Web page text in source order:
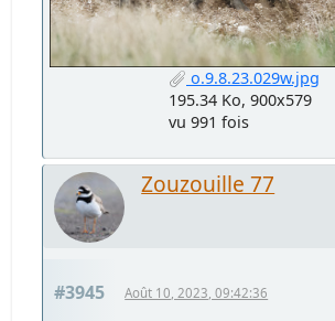
o.9.8.23.029w.jpg
195.34 Ko, 900x579
vu 991 fois
Zouzouille 77
#3945 Août 10, 2023, 09:42:36